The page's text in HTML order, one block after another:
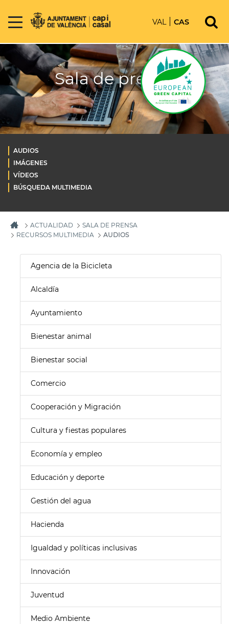
VAL CAS
Sala de prensa
AUDIOS
IMÁGENES
VÍDEOS
BÚSQUEDA MULTIMEDIA
ACTUALIDAD
SALA DE PRENSA
RECURSOS MULTIMEDIA
AUDIOS
Agencia de la Bicicleta
Alcaldía
Ayuntamiento
Bienestar animal
Bienestar social
Comercio
Cooperación y Migración
Cultura y fiestas populares
Economía y empleo
Educación y deporte
Gestión del agua
Hacienda
Igualdad y políticas inclusivas
Innovación
Juventud
Medio Ambiente